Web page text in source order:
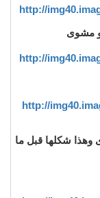
مشوى
وهذا شكلها قبل ما